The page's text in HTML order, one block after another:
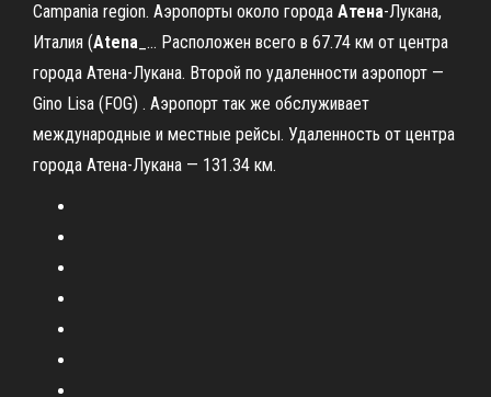
Campania region. Аэропорты около города Атена-Лукана,
Италия (Atena _… Расположен всего в 67.74 км от центра
города Атена-Лукана. Второй по удаленности аэропорт —
Gino Lisa (FOG) . Аэропорт так же обслуживает
международные и местные рейсы. Удаленность от центра
города Атена-Лукана — 131.34 км.